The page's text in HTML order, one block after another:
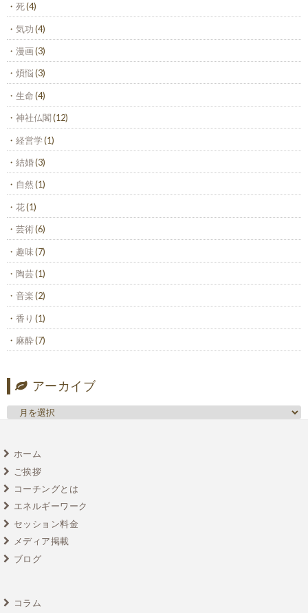
死(4)
気功(4)
漫画(3)
煩悩(3)
生命(4)
神社仏閣(12)
経営学(1)
結婚(3)
自然(1)
花(1)
芸術(6)
趣味(7)
陶芸(1)
音楽(2)
香り (1)
麻酔(7)
アーカイブ
ホーム
ご挨拶
コーチングとは
エネルギーワーク
セッション料金
メディア掲載
ブログ
コラム